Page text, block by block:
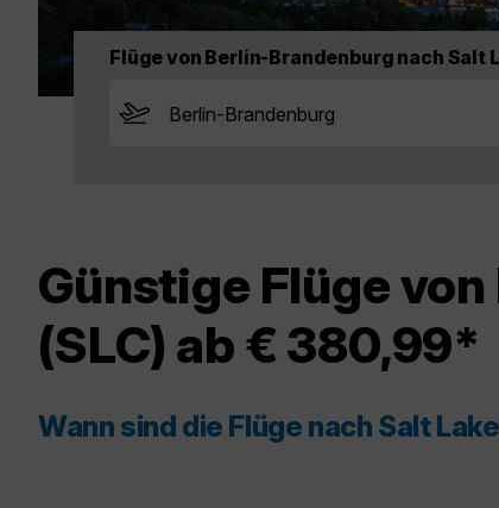
Flüge von Berlin-Brandenburg nach Salt
Günstige Flüge
(SLC) ab € 380,99*
Wann sind die Flüge nach Salt